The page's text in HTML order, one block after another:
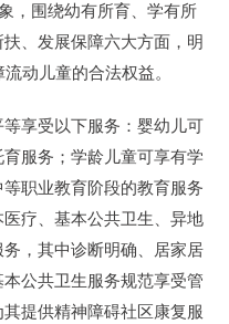
，围绕幼有所育、学有所
、发展保障六大方面，明
动儿童的合法权益。
享受以下服务：婴幼儿可
服务；学龄儿童可享有学
职业教育阶段的教育服务
疗、基本公共卫生、异地
，其中诊断明确、居家居
公共卫生服务规范享受管
提供精神障碍社区康复服